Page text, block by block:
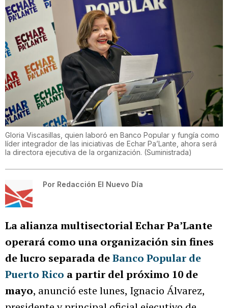
Gloria Viscasillas, quien laboró en Banco Popular y fungía como
líder integrador de las iniciativas de Echar Pa’Lante, ahora será
la directora ejecutiva de la organización. (Suministrada)
Por Redacción El Nuevo Día
La alianza multisectorial Echar Pa’Lante
operará como una organización sin fines
de lucro separada deBanco Popular de
Puerto Rico a partir del próximo 10 de
mayo, anunció este lunes, Ignacio Álvarez,